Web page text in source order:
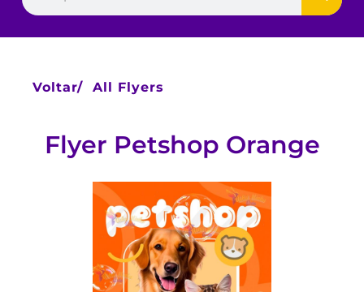
Voltar/ All Flyers
Flyer Petshop Orange